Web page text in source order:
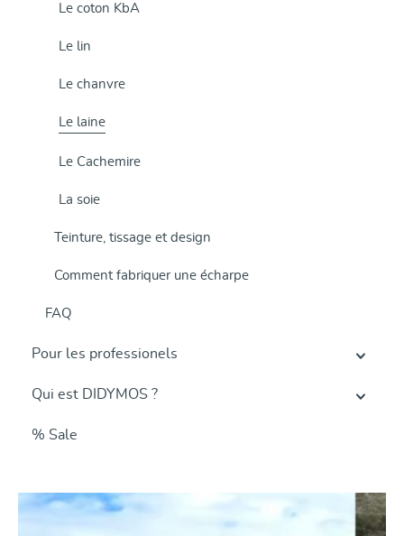
Le coton KbA
Le lin
Le chanvre
Le laine
Le Cachemire
La soie
Teinture, tissage et design
Comment fabriquer une écharpe
FAQ
Pour les professionels
Qui est DIDYMOS ?
% Sale